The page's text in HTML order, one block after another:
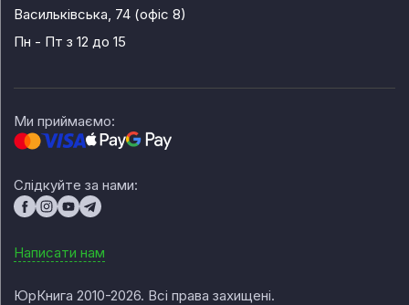
Васильківська, 74 (офіс 8)
Пн - Пт з 12 до 15
Ми приймаємо:
Слідкуйте за нами:
Написати нам
ЮрКнига 2010-2026. Всі права захищені.